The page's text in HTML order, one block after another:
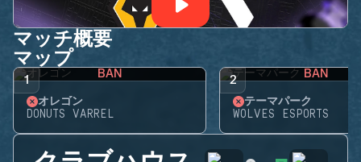
マッチ概要
マップ
1 BAN
オレゴン
DONUTS VARREL
2 BAN
テーマパーク
WOLVES ESPORTS